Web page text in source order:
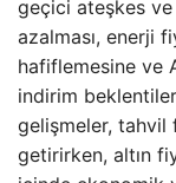
geçici ateşkes
azalması, enerji
hafiflemesine ve
indirim
gelişmeler, tahvil
getirirken, altın